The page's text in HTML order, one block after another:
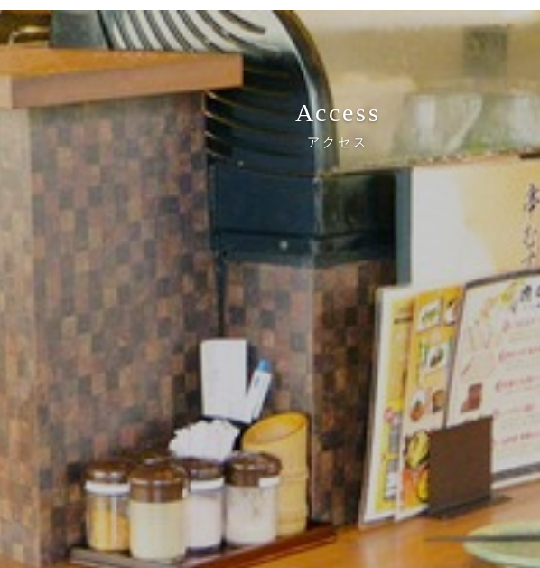
Access
アクセス